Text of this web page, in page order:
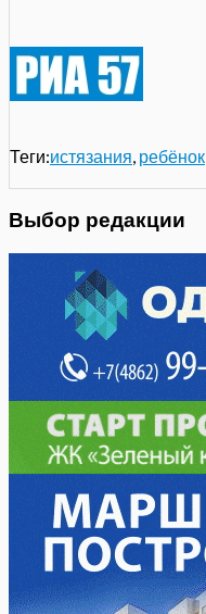
Теги:истязания ребёнок
Выбор редакции